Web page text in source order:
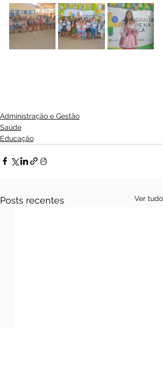
Administração e Gestão
Saúde
Educação
Posts recentes Ver tudo